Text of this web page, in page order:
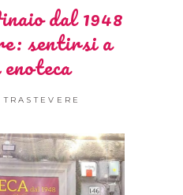
dal 1948
sentirsi a
TRASTEVERE